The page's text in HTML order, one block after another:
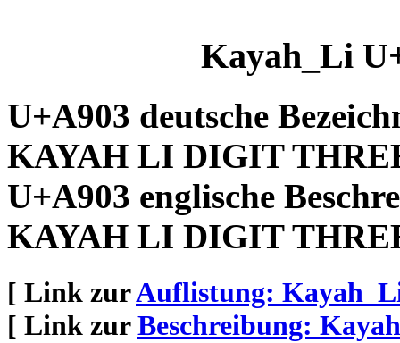
Kayah_Li
U+A903 deutsche
KAYAH LI DIGIT
U+A903 englische
KAYAH LI DIGIT
[ Link zurAuflistung:
[ Link zurBeschreibung: